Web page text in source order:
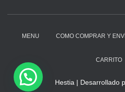
MENU COMO COMPRAR Y
CARRITO
Hestia | Desarrollado